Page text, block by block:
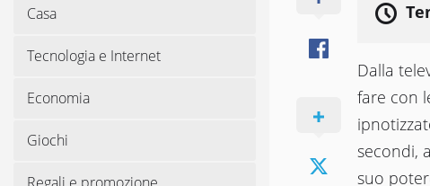
Casa
Tecnologia e Internet
Economia
Giochi
Dalla
fare con
secondi,
suo